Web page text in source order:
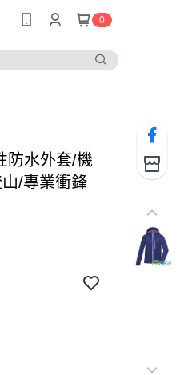
0
防水外套/機
/專業衝鋒